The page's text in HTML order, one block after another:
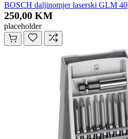
BOSCH daljinomjer laserski GLM 40
250,00 KM
placeholder